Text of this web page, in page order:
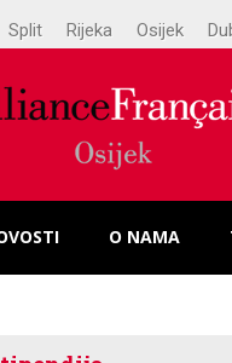
Split Rijeka Osijek
O NAMA